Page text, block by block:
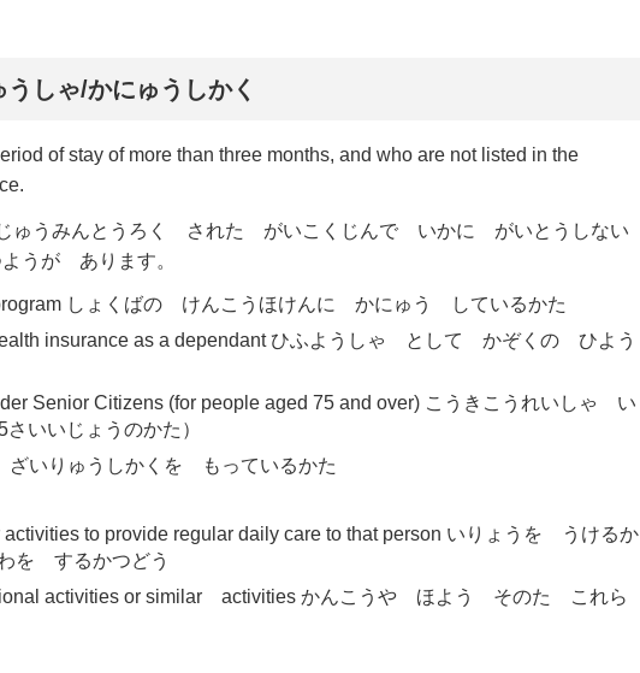
うしゃ/かにゅうしかく
of stay of more than three months, and who are not listed in the
ゅうみんとうろく された がいこくじんで いかに がいとうしない
うが あります。
しょくばの けんこうほけんに かにゅう しているかた
insurance as a dependant ひふようしゃ として かぞくの ひよう
Senior Citizens (for people aged 75 and over) こうきこうれいしゃ い
いいじょうのかた）
ざいりゅうしかくを もっているかた
to provide regular daily care to that person いりょうを うけるか
を するかつどう
activities or similar activities かんこうや ほよう そのた これら